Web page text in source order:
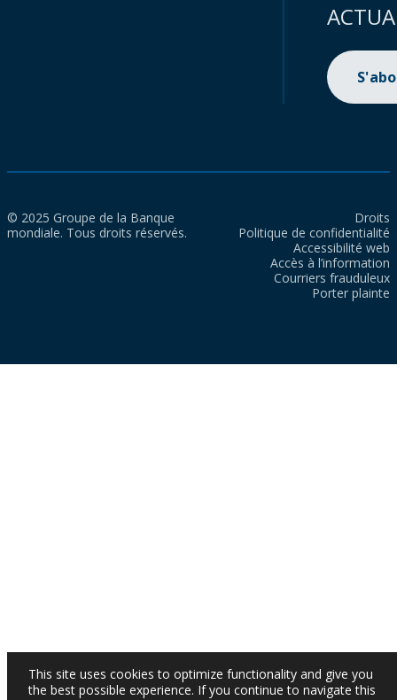
© 2025 Groupe de la Banque
mondiale. Tous droits réservés.
Droits
Politique de confidentialité
Accessibilité web
Accès à l’information
Courriers frauduleux
Porter plainte
This site uses cookies to optimize functionality and give you
the best possible experience. If you continue to navigate this